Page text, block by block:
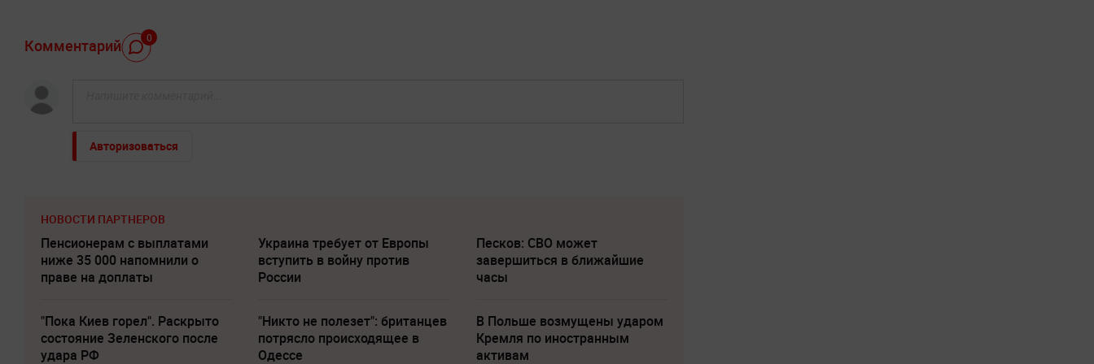
Комментарий 0
Авторизоваться
НОВОСТИ ПАРТНЕРОВ
Пенсионерам с выплатами
ниже 35 000 напомнили о
праве на доплаты
Украина требует от Европы
вступить в войну против
России
Песков: СВО может
завершиться в ближайшие
часы
"Пока Киев горел". Раскрыто
состояние Зеленского после
удара РФ
"Никто не полезет": британцев
потрясло происходящее в
Одессе
В Польше возмущены ударом
Кремля по иностранным
активам